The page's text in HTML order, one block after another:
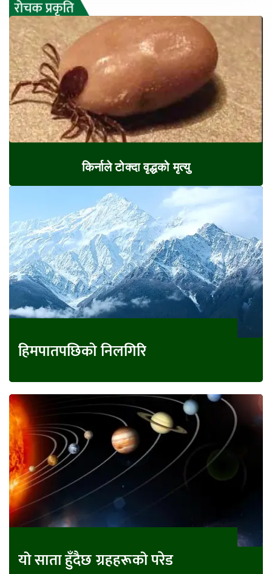
किर्नाले टोक्दा वृद्धको मृत्यु
हिमपातपछिको निलगिरि
यो साता हुँदैछ ग्रहहरूको परेड